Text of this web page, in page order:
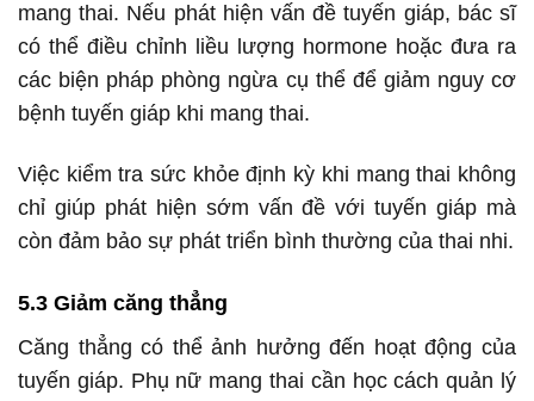
mang thai. Nếu phát hiện vấn đề tuyến giáp, bác sĩ
có thể điều chỉnh liều lượng hormone hoặc đưa ra
các biện pháp phòng ngừa cụ thể để giảm nguy cơ
bệnh tuyến giáp khi mang thai.
Việc kiểm tra sức khỏe định kỳ khi mang thai không
chỉ giúp phát hiện sớm vấn đề với tuyến giáp mà
còn đảm bảo sự phát triển bình thường của thai nhi.
5.3 Giảm căng thẳng
Căng thẳng có thể ảnh hưởng đến hoạt động của
tuyến giáp. Phụ nữ mang thai cần học cách quản lý